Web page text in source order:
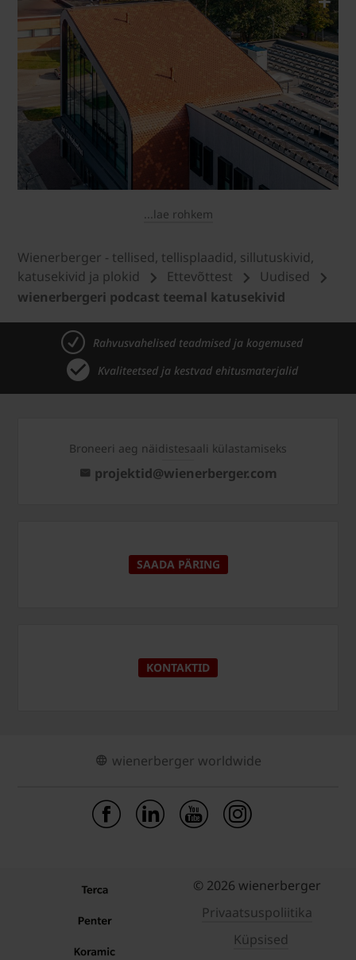
...lae rohkem
Wienerberger - tellised, tellisplaadid, sillutuskivid,
katusekivid ja plokid
Ettevõttest
Uudised
wienerbergeri podcast teemal katusekivid
Rahvusvahelised teadmised ja kogemused
Kvaliteetsed ja kestvad ehitusmaterjalid
Broneeri aeg näidistesaali külastamiseks
projektid@wienerberger.com
SAADA PÄRING
KONTAKTID
wienerberger worldwide
© 2026 wienerberger
Privaatsuspoliitika
Küpsised